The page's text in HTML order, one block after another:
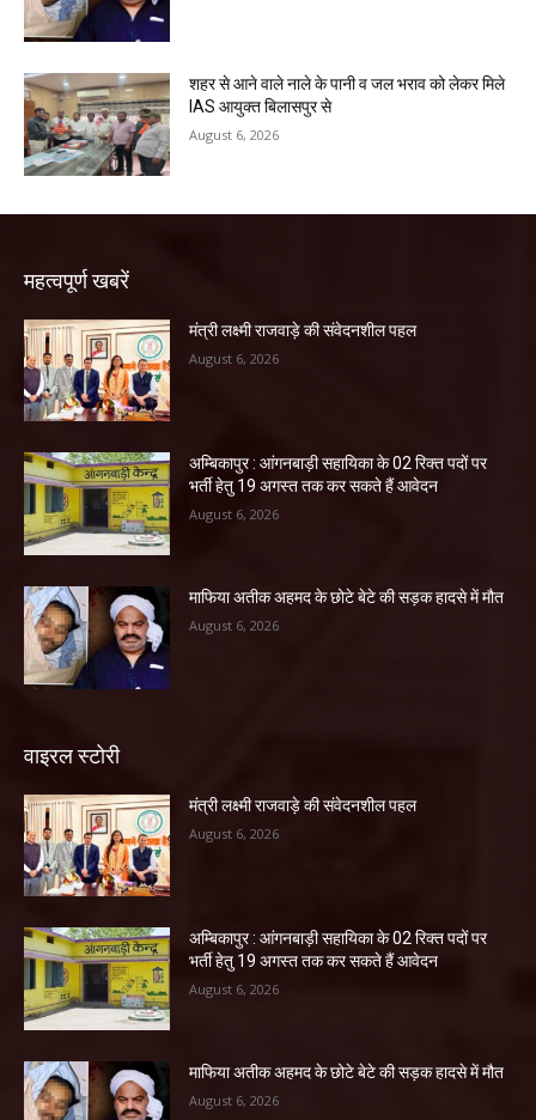
शहर से आने वाले नाले के पानी व जल भराव को लेकर मिले
IAS आयुक्त बिलासपुर से
August 6, 2026
महत्वपूर्ण खबरें
मंत्री लक्ष्मी राजवाड़े की संवेदनशील पहल
August 6, 2026
अम्बिकापुर : आंगनबाड़ी सहायिका के 02 रिक्त पदों पर
भर्ती हेतु 19 अगस्त तक कर सकते हैं आवेदन
August 6, 2026
माफिया अतीक अहमद के छोटे बेटे की सड़क हादसे में मौत
August 6, 2026
वाइरल स्टोरी
मंत्री लक्ष्मी राजवाड़े की संवेदनशील पहल
August 6, 2026
अम्बिकापुर : आंगनबाड़ी सहायिका के 02 रिक्त पदों पर
भर्ती हेतु 19 अगस्त तक कर सकते हैं आवेदन
August 6, 2026
माफिया अतीक अहमद के छोटे बेटे की सड़क हादसे में मौत
August 6, 2026